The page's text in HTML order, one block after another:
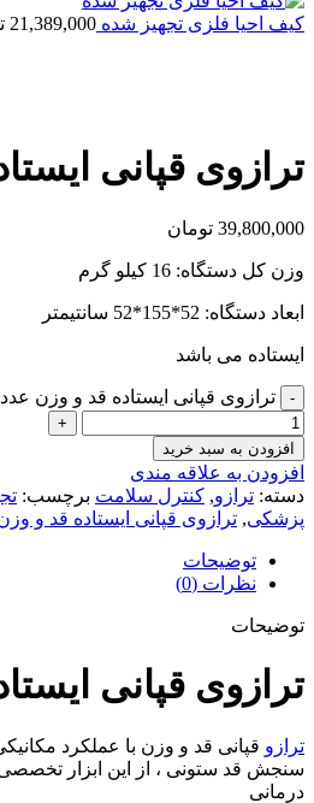
کیف احیا فلزی تجهیز شده 21,389,000
ترازوی قپانی
39,800,000 تومان
وزن کل دستگاه: 16 کیلو گرم
ابعاد دستگاه: 52*155*52 سانتیمتر
ایستاده می باشد
ترازوی قپانی ایستاده قد و وزن عدد
افزودن به سبد خرید
افزودن به علاقه مندی
دسته: ترازو, کنترل سلامت برچسب:
پزشکی, ترازوی قپانی ایستاده قد و
توضیحات
نظرات (0)
توضیحات
ترازوی قپانی
ترازو قپانی قد و وزن با عملکرد
سنجش قد ستونی ، از این ابزار
درمانی